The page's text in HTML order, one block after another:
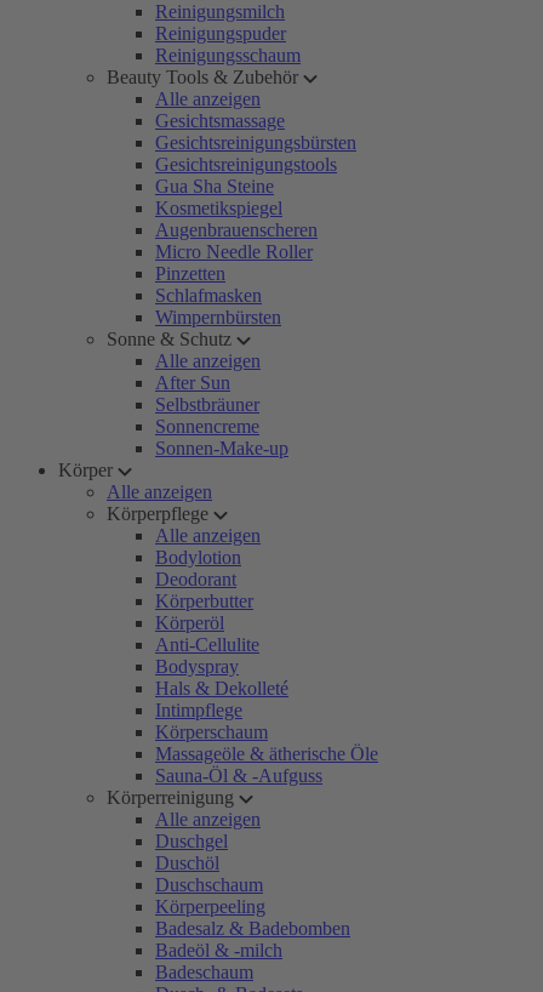
Reinigungsmilch
Reinigungspuder
Reinigungsschaum
Beauty Tools & Zubehör
Alle anzeigen
Gesichtsmassage
Gesichtsreinigungsbürsten
Gesichtsreinigungstools
Gua Sha Steine
Kosmetikspiegel
Augenbrauenscheren
Micro Needle Roller
Pinzetten
Schlafmasken
Wimpernbürsten
Sonne & Schutz
Alle anzeigen
After Sun
Selbstbräuner
Sonnencreme
Sonnen-Make-up
Körper
Alle anzeigen
Körperpflege
Alle anzeigen
Bodylotion
Deodorant
Körperbutter
Körperöl
Anti-Cellulite
Bodyspray
Hals & Dekolleté
Intimpflege
Körperschaum
Massageöle & ätherische Öle
Sauna-Öl & -Aufguss
Körperreinigung
Alle anzeigen
Duschgel
Duschöl
Duschschaum
Körperpeeling
Badesalz & Badebomben
Badeöl & -milch
Badeschaum